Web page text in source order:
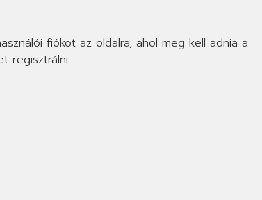
fiókot az oldalra, ahol meg kell adnia a
regisztrálni.